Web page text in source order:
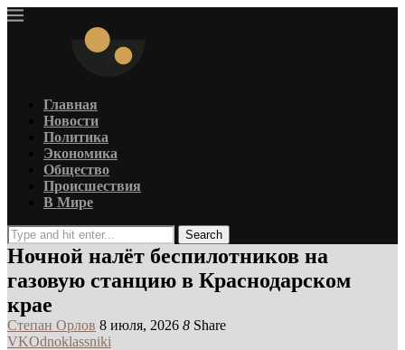
Главная
Новости
Политика
Экономика
Общество
Происшествия
В Мире
Search
Ночной налёт беспилотников на
газовую станцию в Краснодарском
крае
Степан Орлов 8 июля, 2026 8 Share
VKOdnoklassniki